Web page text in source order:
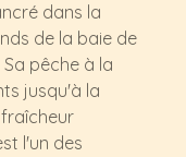
dans la
de la baie de
pêche à la
jusqu'à la
l'un des